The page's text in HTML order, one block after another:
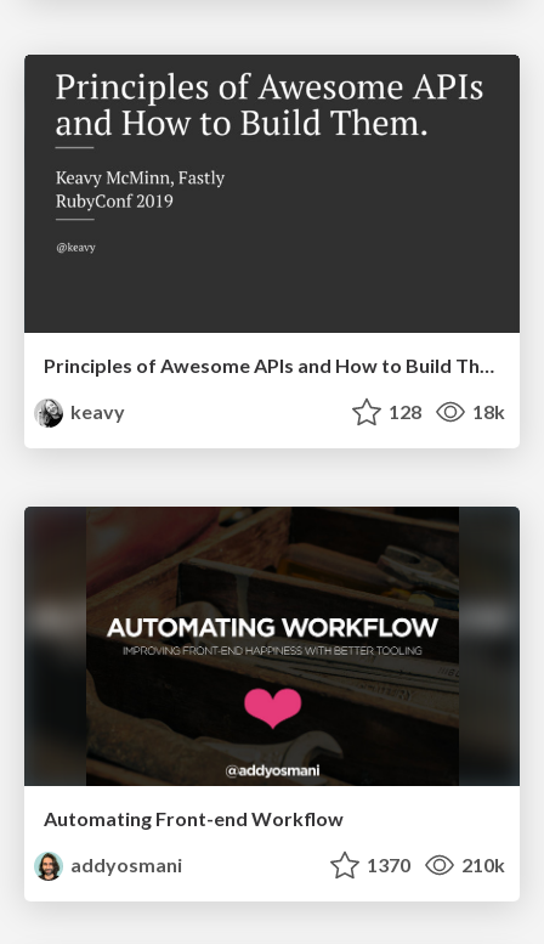
Principles of Awesome APIs and How to Build Them.
keavy
128 18k
Automating Front-end Workflow
addyosmani
1370 210k